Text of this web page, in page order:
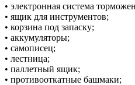
• электронная система
• ящик для инструментов;
• корзина под запаску;
• аккумуляторы;
• самописец;
• лестница;
• паллетный ящик;
• противооткатные башмаки;